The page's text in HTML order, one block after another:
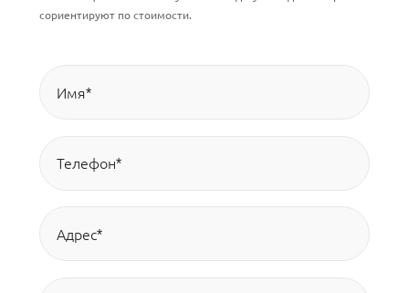
сориентируют по стоимости.